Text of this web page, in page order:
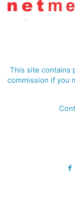
This site contains
commission if you